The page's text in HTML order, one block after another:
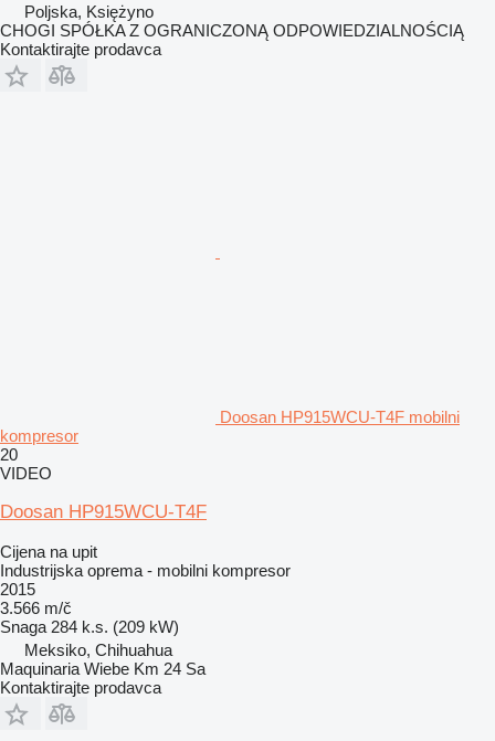
Poljska, Księżyno
CHOGI SPÓŁKA Z OGRANICZONĄ ODPOWIEDZIALNOŚCIĄ
Kontaktirajte prodavca
Doosan HP915WCU-T4F mobilni
kompresor
20
VIDEO
Doosan HP915WCU-T4F
Cijena na upit
Industrijska oprema - mobilni kompresor
2015
3.566 m/č
Snaga 284 k.s. (209 kW)
Meksiko, Chihuahua
Maquinaria Wiebe Km 24 Sa
Kontaktirajte prodavca